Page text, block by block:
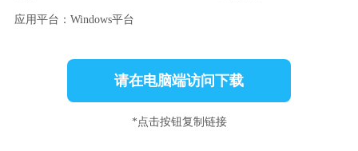
应用平台：Windows平台
请在电脑端访问下载
*点击按钮复制链接